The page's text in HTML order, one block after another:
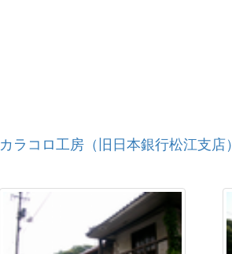
カラコロ工房（旧日本銀行松江支店